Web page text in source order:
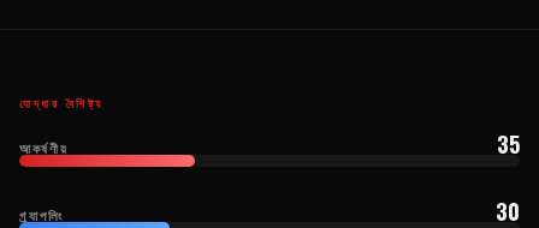
যোদ্ধার বৈশিষ্ট্য
আকর্ষণীয় 35
গ্র্যাপলিং 30